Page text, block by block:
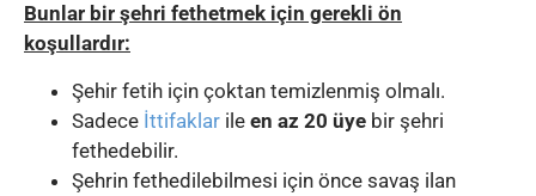
Bunlar bir şehri fethetmek için gerekli ön
koşullardır:
Şehir fetih için çoktan temizlenmiş olmalı.
Sadece İttifaklar ile en az 20 üye bir şehri
fethedebilir.
Şehrin fethedilebilmesi için önce savaş ilan